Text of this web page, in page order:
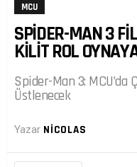
MCU
SPIDER-MAN 3
KILIT ROL
Spider-Man 3: MCU’da
Üstlenecek
Yazar NICOLAS